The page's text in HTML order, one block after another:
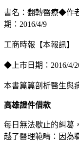
書名：翻轉醫療◆作
期：2016/4/9
工商時報【本報訊】
◆上市日期：2016/4/
本書篇篇剖析醫生與
高雄證件借款
每日無法歇止的糾葛
越了醫理範疇：因為